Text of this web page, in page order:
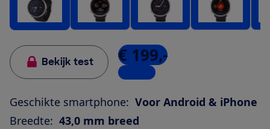
Bekijk test € 199,-
1 winkel
Geschikte smartphone: Voor Android & iPhone
Breedte: 43,0 mm breed